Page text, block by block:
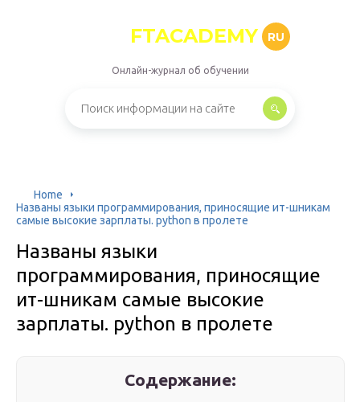
FTACADEMY RU
Онлайн-журнал об обучении
Home
Названы языки программирования, приносящие ит-шникам
самые высокие зарплаты. python в пролете
Названы языки
программирования, приносящие
ит-шникам самые высокие
зарплаты. python в пролете
Содержание: